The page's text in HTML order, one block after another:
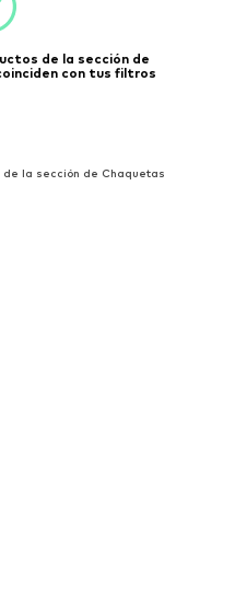
de la sección de
con tus filtros
la sección de Chaquetas